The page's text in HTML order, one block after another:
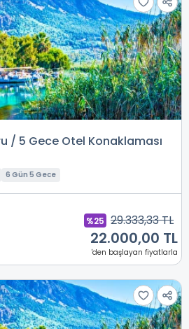
/ 5 Gece Otel Konaklaması
6 Gün 5 Gece
%25 29.333,33 TL
22.000,00 TL
'den başlayan fiyatlarla